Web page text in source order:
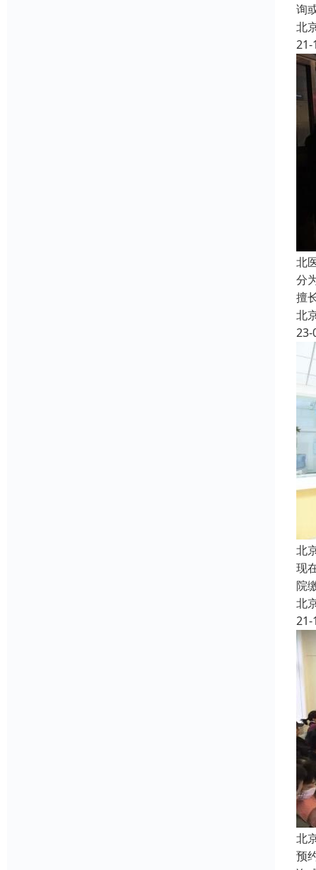
询
北
21-
北
分
擅
北
23-
北
现
院
北
21-
北
预